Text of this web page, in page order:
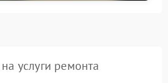
услуги ремонта